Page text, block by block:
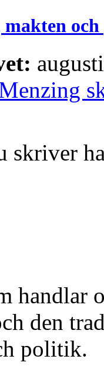
makten
skriver
handlar
den
politik.